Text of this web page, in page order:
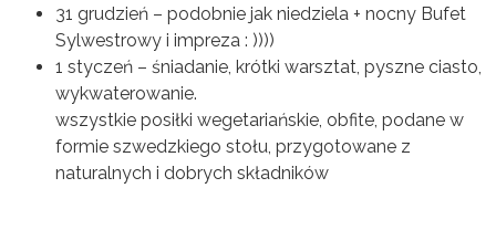
31 grudzień – podobnie jak niedziela + nocny Bufet
Sylwestrowy i impreza : ))))
1 styczeń – śniadanie, krótki warsztat, pyszne ciasto,
wykwaterowanie.
wszystkie posiłki wegetariańskie, obfite, podane w
formie szwedzkiego stołu, przygotowane z
naturalnych i dobrych składników